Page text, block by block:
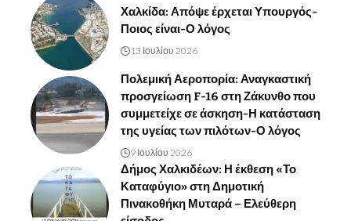
Χαλκίδα: Απόψε έρχεται Υπουργός-
Ποιος είναι-Ο λόγος
13 Ιουλίου 2026
Πολεμική Αεροπορία: Αναγκαστική
προσγείωση F-16 στη Ζάκυνθο που
συμμετείχε σε άσκηση-Η κατάσταση
της υγείας των πιλότων-Ο λόγος
9 Ιουλίου 2026
Δήμος Χαλκιδέων: Η έκθεση «Το
Καταφύγιο» στη Δημοτική
Πινακοθήκη Μυταρά – Ελεύθερη